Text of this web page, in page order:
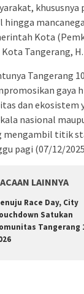
khususnya
hingga
Kota
Tangerang,
Tangerang
gaya
dan ekosistem
nasional
mengambil titik
pagi (07/12/
LAINNYA
Race Day, City
Satukan
Tangerang